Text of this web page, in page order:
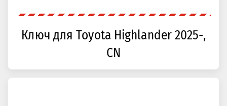
Ключ для Toyota Highlander 2025-,
CN